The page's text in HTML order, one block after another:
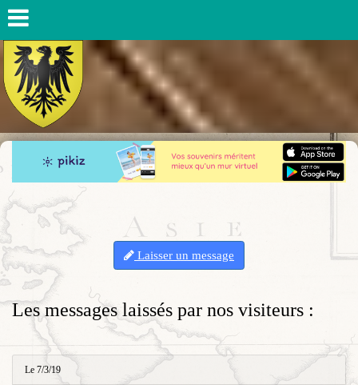
Laisser un message
Les messages laissés par nos visiteurs :
Le 7/3/19